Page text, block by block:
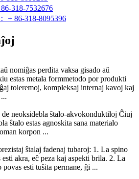
318-7532676
+ 86-318-8095396
nomiĝas perdita vaksa gisado aŭ
estas metala formmetodo por produkti
toleremoj, kompleksaj internaj kavoj kaj
neoksidebla ŝtalo-akvokonduktiloj Ĉiuj
ŝtalo estas agnoskita sana materialo
korpon ...
ŝtalaj fadenaj tubaroj: 1. La spino
esti akra, eĉ peza kaj aspekti brila. 2. La
povas esti tuŝita permane, ĝi ...